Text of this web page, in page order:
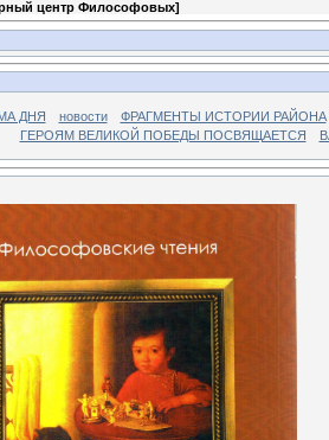
центр Философовых]
ДНЯ новости
ФРАГМЕНТЫ ИСТОРИИ РАЙОНА
ГЕРОЯМ ВЕЛИКОЙ ПОБЕДЫ ПОСВЯЩАЕТСЯ